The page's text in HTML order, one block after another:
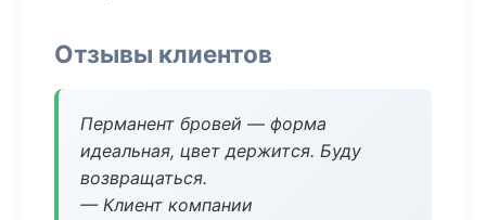
Отзывы клиентов
Перманент бровей — форма
идеальная, цвет держится. Буду
возвращаться.
— Клиент компании